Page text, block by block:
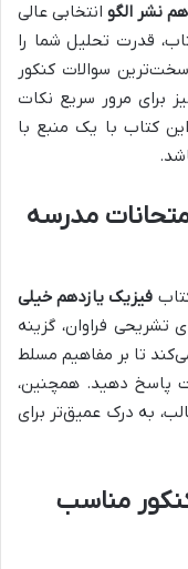
نشر الگوانتخابی عالی
قدرت تحلیل شما را
سوالات کنکور
برای مرور سریع نکات
کتاب با یک منبع با
مدرسه
فیزیک یازدهم خیلی
تشریحی فراوان، گزینه
تا بر مفاهیم مسلط
پاسخ دهید. همچنین،
به درک عمیق‌تر برای
مناسب